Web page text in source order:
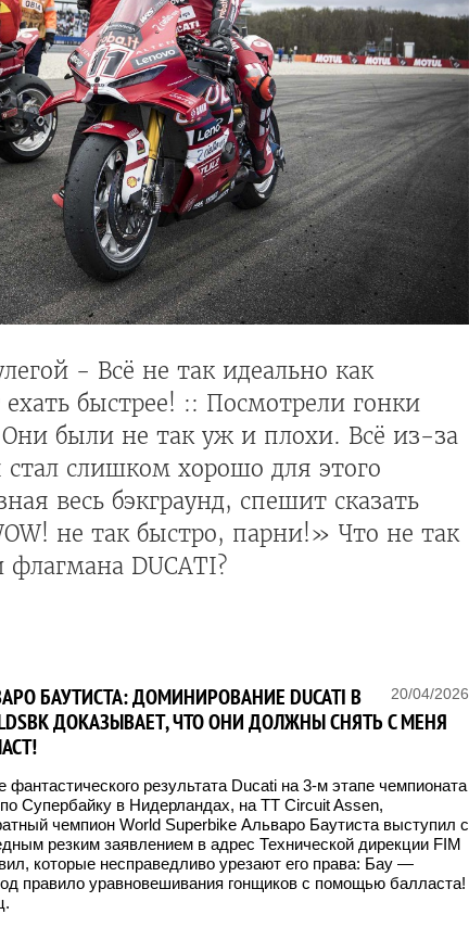
- Всё не так идеально как
быстрее! :: Посмотрели гонки
Они были не так уж и плохи. Всё из-за
слишком хорошо для этого
весь бэкграунд, спешит сказать
не так быстро, парни!» Что не так
DUCATI?
20/04/2026
БАУТИСТА: ДОМИНИРОВАНИЕ DUCATI В
ДОКАЗЫВАЕТ, ЧТО ОНИ ДОЛЖНЫ СНЯТЬ С МЕНЯ
фантастического результата Ducati на 3-м этапе чемпионата
Супербайку в Нидерландах, на TT Circuit Assen,
чемпион World Superbike Альваро Баутиста выступил с
резким заявлением в адрес Технической дирекции FIM
которые несправедливо урезают его права: Бау —
правило уравновешивания гонщиков с помощью балласта!